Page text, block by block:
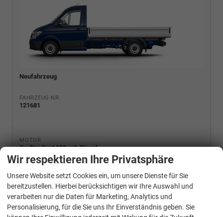
Neufahrzeug
FAHRZEUG-NR.
121681
MOTOR
Crafter Fgst 103 aut, Diesel
Verbrauch kombiniert:10,80 l/100km
CO2-Emissionen:283,00 g/km
Wir respektieren Ihre Privatsphäre
Unsere Website setzt Cookies ein, um unsere Dienste für Sie
bereitzustellen. Hierbei berücksichtigen wir Ihre Auswahl und
verarbeiten nur die Daten für Marketing, Analytics und
Personalisierung, für die Sie uns Ihr Einverständnis geben. Sie